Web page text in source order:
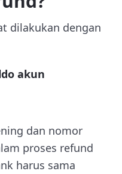
dilakukan dengan
akun
dan nomor
proses refund
harus sama